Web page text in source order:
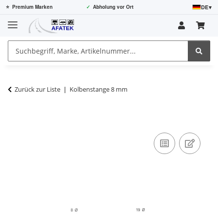
⭐ Premium Marken ✓ Abholung vor Ort DE▾
Zurück zur Liste Kolbenstange 8 mm